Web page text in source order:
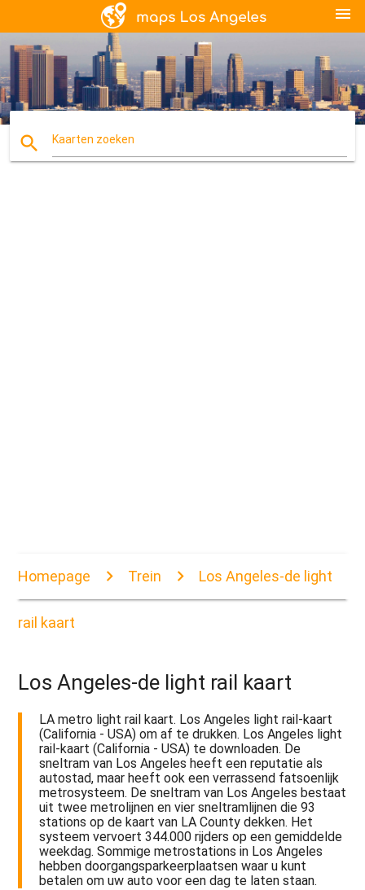
menu
search Kaarten zoeken
Homepage Trein Los Angeles-de light
rail kaart
Los Angeles-de light rail kaart
LA metro light rail kaart. Los Angeles light rail-kaart
(California - USA) om af te drukken. Los Angeles light
rail-kaart (California - USA) te downloaden. De
sneltram van Los Angeles heeft een reputatie als
autostad, maar heeft ook een verrassend fatsoenlijk
metrosysteem. De sneltram van Los Angeles bestaat
uit twee metrolijnen en vier sneltramlijnen die 93
stations op de kaart van LA County dekken. Het
systeem vervoert 344.000 rijders op een gemiddelde
weekdag. Sommige metrostations in Los Angeles
hebben doorgangsparkeerplaatsen waar u kunt
betalen om uw auto voor een dag te laten staan.